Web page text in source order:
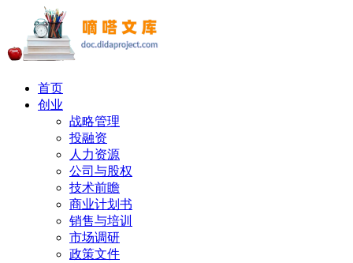
首页
创业
战略管理
投融资
人力资源
公司与股权
技术前瞻
商业计划书
销售与培训
市场调研
政策文件